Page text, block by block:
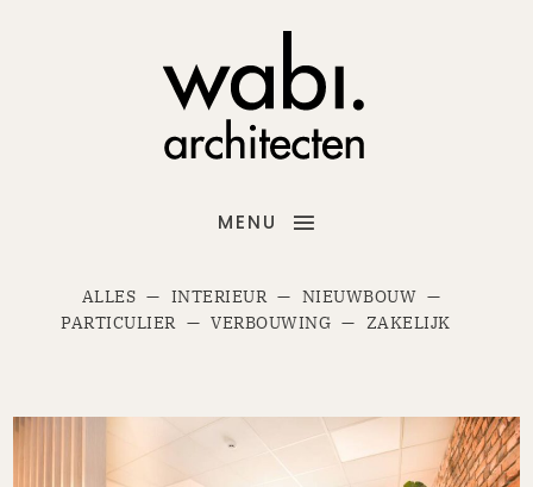
MENU
ALLES INTERIEUR
NIEUWBOUW
PARTICULIER
VERBOUWING ZAKELIJK